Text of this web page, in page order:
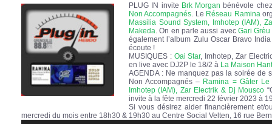
PLUG IN invite Brk Morgan bénévole
Non Accompagnés . Le Réseau Ramina
Massilia Sound System, Imhotep (IAM),
Makeda . On en parle aussi avec Gari Grèu
également l’album Zulu Oscar Bravo
écoute !
MUSIQUES : Oai Star, Imhotep, Zar
en live avec DJ2P le 18/2 à La Maison
AGENDA : Ne manquez pas la soirée de
Non Accompagnés – Ramina = Gâter
Imhotep (IAM), Zar Electrik & Dj Mousco
invite à la fête mercredi 22 février 2023 à
Si vous désirez aider financièrement et/
mercredi du mois entre 18h30 & 19h30 au Centre Social Velten, 16 rue